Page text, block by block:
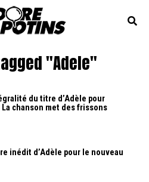
"Adele"
du titre d’Adèle pour
La chanson met des frissons
inédit d’Adèle pour le nouveau